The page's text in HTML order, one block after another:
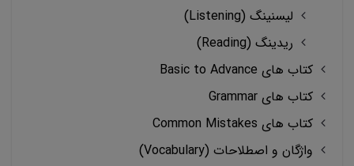
لیسنینگ (Listening)
ریدینگ (Reading)
کتاب های Basic to Advance
کتاب های Grammar
کتاب های Common Mistakes
واژگان و اصطلاحات (Vocabulary)